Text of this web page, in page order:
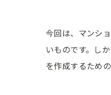
今回は、マンシ
いものです。し
を作成するため